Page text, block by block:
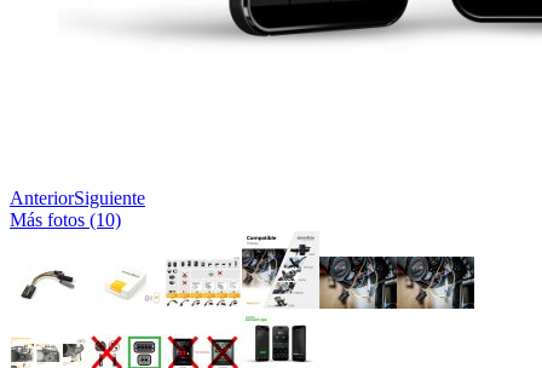
AnteriorSiguiente
Más fotos (10)